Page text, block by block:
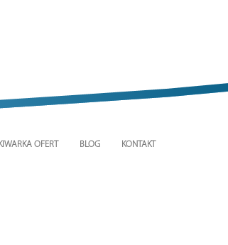
OFERT BLOG KONTAKT